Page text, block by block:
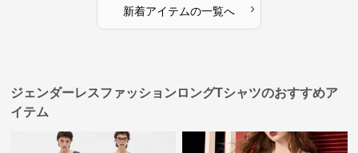
新着アイテムの一覧へ ›
ジェンダーレスファッションロングTシャツのおすすめア
イテム